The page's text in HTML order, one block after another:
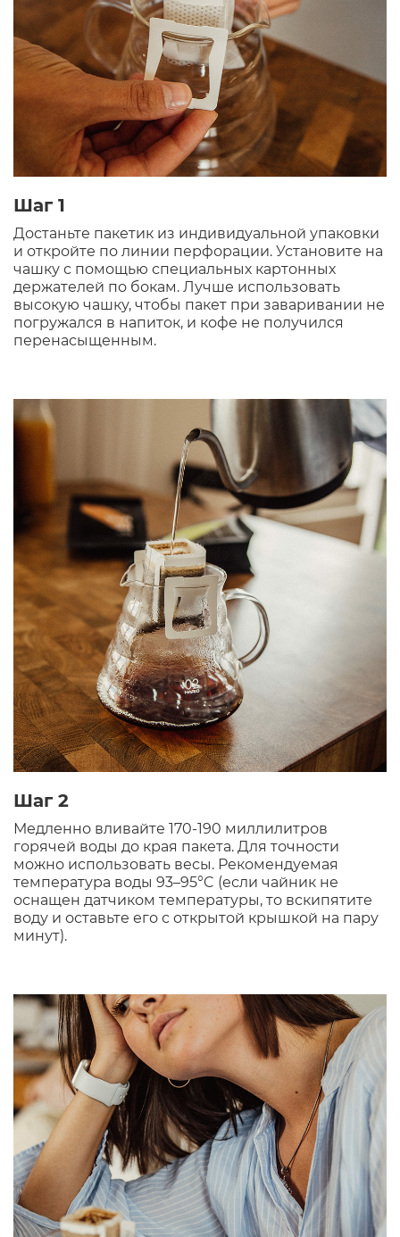
Шаг 1
Достаньте пакетик из индивидуальной упаковки
и откройте по линии перфорации. Установите на
чашку с помощью специальных картонных
держателей по бокам. Лучше использовать
высокую чашку, чтобы пакет при заваривании не
погружался в напиток, и кофе не получился
перенасыщенным.
Шаг 2
Медленно вливайте 170-190 миллилитров
горячей воды до края пакета. Для точности
можно использовать весы. Рекомендуемая
температура воды 93–95°C (если чайник не
оснащен датчиком температуры, то вскипятите
воду и оставьте его с открытой крышкой на пару
минут).